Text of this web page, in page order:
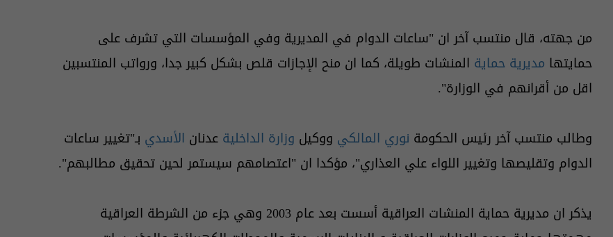
من جهته، قال منتسب آخر ان "ساعات الدوام في المديرية وفي المؤسسات التي تشرف على
حمايتها مديرية حماية المنشات طويلة، كما ان منح الإجازات قلص بشكل كبير جدا، ورواتب المنتسبين
اقل من أقرانهم في الوزارة".
وطالب منتسب آخر رئيس الحكومة نوري المالكي ووكيل وزارة الداخلية عدنان الأسدي بـ"تغيير ساعات
الدوام وتقليصها وتغيير اللواء علي العذاري"، مؤكدا ان "اعتصامهم سيستمر لحين تحقيق مطالبهم".
يذكر ان مديرية حماية المنشات العراقية أسست بعد عام 2003 وهي جزء من الشرطة العراقية